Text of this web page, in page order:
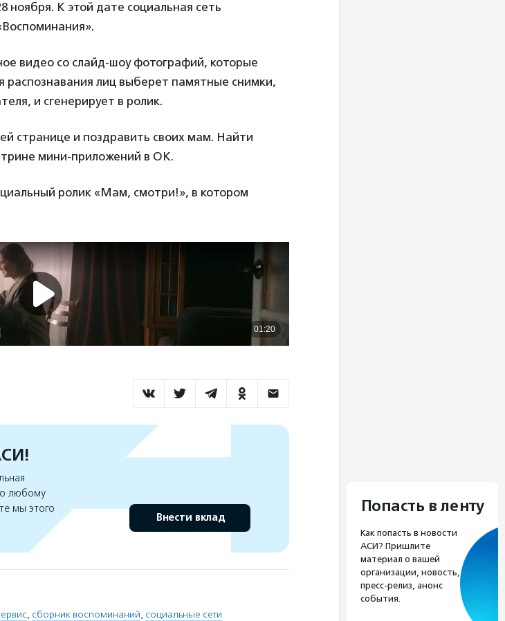
ноября. К этой дате социальная сеть
видео со слайд-шоу фотографий, которые
распознавания лиц выберет памятные снимки,
и сгенерирует в ролик.
странице и поздравить своих мам. Найти
мини-приложений в ОК.
ролик «Мам, смотри!», в котором
любому
мы этого
Внести вклад
, сборник воспоминаний, социальные сети
Попасть в ленту
Как попасть в новости
АСИ? Пришлите
материал о вашей
организации, новость,
пресс-релиз, анонс
события.